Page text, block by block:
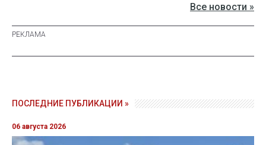
Все новости »
ПОСЛЕДНИЕ ПУБЛИКАЦИИ »
06 августа 2026